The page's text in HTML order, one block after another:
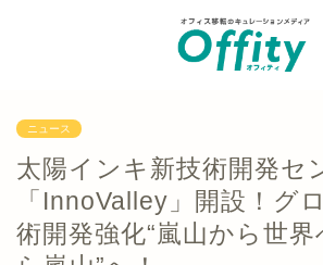
ニュース
太陽インキ新技術開発セ
「InnoValley」開設！グ
術開発強化“嵐山から世